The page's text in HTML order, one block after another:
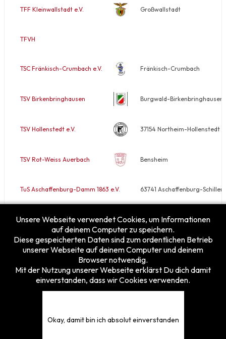
TFF Kleinwallstadt e.V. Großwallstadt
TFVH
TSC Fränkisch-Crumbach e.V. Fränkisch-Crumbach
TSV Birkenbringhausen Burgwald-Birkenbringhausen
TSV Hollenstedt e.V. 37154 Northeim-Hollenstedt
TSV Rot-Weiss Auerbach Bensheim
TuS Aschaffenburg-Damm 1863 e.V. 63741 Aschaffenburg-
VfB Rodheim/Horloff e.V. 35410 Hungen-Rodheim
Besucherzähler
Heute
6
Diesen Monat
154
Unsere Webseite verwendet Cookies, um Informationen
auf deinem Computer zu speichern.
Diese gespeicherten Daten sind zum ordentlichen Betrieb
unserer Webseite auf deinem Computer und deinem
Browser notwendig.
Mit der Nutzung unserer Webseite erklärst Du dich damit
einverstanden, dass wir Cookies verwenden.
Okay, damit bin ich absolut einverstanden